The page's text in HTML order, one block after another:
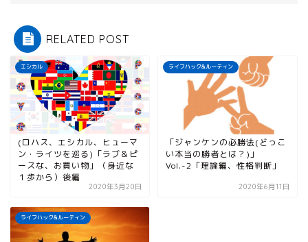
RELATED POST
エシカル
(ロハス、エシカル、ヒューマ
ン・ライツを巡る)「ラブ＆ピ
ースな、お買い物」（身近な
１歩から）後編
2020年3月20日
ライフハック&ルーティン
「ジャンケンの必勝法(どっこ
い本当の勝者とは？)」
Vol.-2「理論編、性格判断」
2020年6月11日
ライフハック&ルーティン